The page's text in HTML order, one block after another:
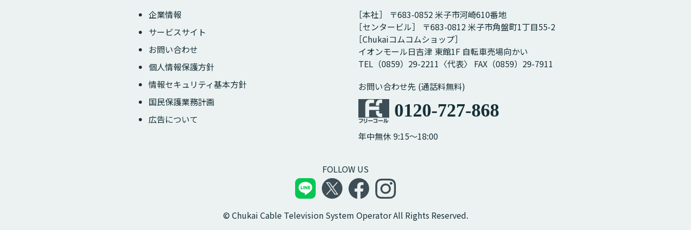
企業情報
サービスサイト
お問い合わせ
個人情報保護方針
情報セキュリティ基本方針
国民保護業務計画
広告について
［本社］ 〒683-0852 米子市河崎610番地
［センタービル］ 〒683-0812 米子市角盤町1丁目55-2
［Chukaiコムコムショップ］
イオンモール日吉津 東館1F 自転車売場向かい
TEL（0859）29-2211〈代表〉 FAX（0859）29-7911
お問い合わせ先 (通話料無料)
0120-727-868
年中無休 9:15～18:00
FOLLOW US
© Chukai Cable Television System Operator All Rights Reserved.